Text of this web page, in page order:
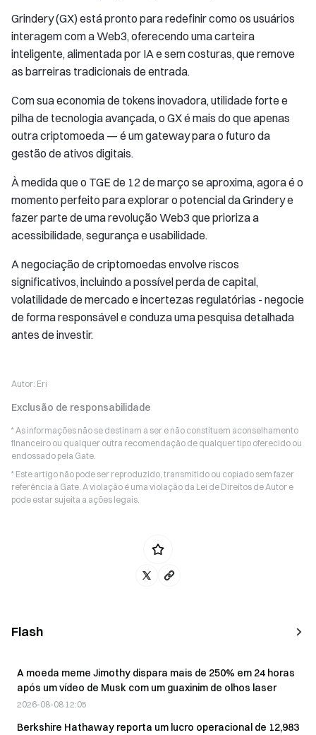
Grindery (GX) está pronto para redefinir como os usuários
interagem com a Web3, oferecendo uma carteira
inteligente, alimentada por IA e sem costuras, que remove
as barreiras tradicionais de entrada.
Com sua economia de tokens inovadora, utilidade forte e
pilha de tecnologia avançada, o GX é mais do que apenas
outra criptomoeda — é um gateway para o futuro da
gestão de ativos digitais.
À medida que o TGE de 12 de março se aproxima, agora é o
momento perfeito para explorar o potencial da Grindery e
fazer parte de uma revolução Web3 que prioriza a
acessibilidade, segurança e usabilidade.
A negociação de criptomoedas envolve riscos
significativos, incluindo a possível perda de capital,
volatilidade de mercado e incertezas regulatórias - negocie
de forma responsável e conduza uma pesquisa detalhada
antes de investir.
Autor: Eri
Exclusão de responsabilidade
* As informações não se destinam a ser e não constituem aconselhamento
financeiro ou qualquer outra recomendação de qualquer tipo oferecido ou
endossado pela Gate.
* Este artigo não pode ser reproduzido, transmitido ou copiado sem fazer
referência à Gate. A violação é uma violação da Lei de Direitos de Autor e
pode estar sujeita a ações legais.
Flash
A moeda meme Jimothy dispara mais de 250% em 24 horas
após um vídeo de Musk com um guaxinim de olhos laser
2026-08-08 12:05
Berkshire Hathaway reporta um lucro operacional de 12,983